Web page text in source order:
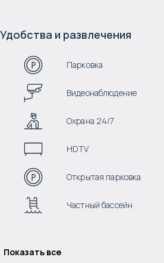
Удобства и развлечения
Парковка
Видеонаблюдение
Охрана 24/7
HDTV
Открытая парковка
Частный бассейн
Показать все